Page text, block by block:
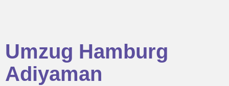
Umzug Hamburg
Adiyaman